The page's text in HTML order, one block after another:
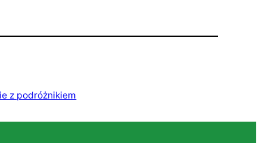
z podróżnikiem